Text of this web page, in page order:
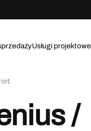
Usługi projektowe
/